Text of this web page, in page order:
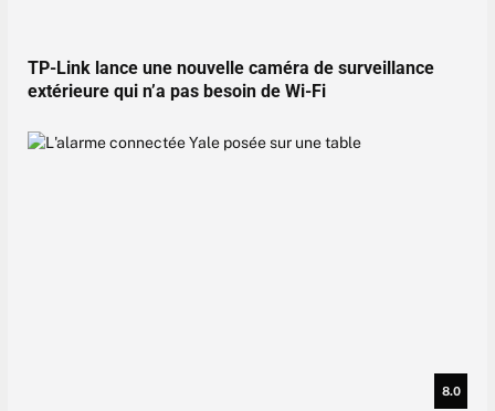
TP-Link lance une nouvelle caméra de surveillance
extérieure qui n’a pas besoin de Wi-Fi
8.0